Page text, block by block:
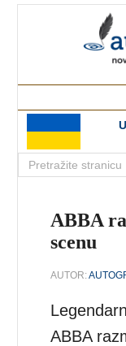
ABBA
scenu
AUTOR:
ABBA